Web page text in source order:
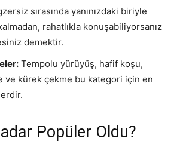
sırasında yanınızdaki biriyle
rahatlıkla konuşabiliyorsanız
demektir.
Tempolu yürüyüş, hafif koşu,
ve kürek çekme bu kategori için en
Popüler Oldu?